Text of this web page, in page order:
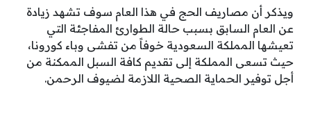
ويذكر أن مصاريف الحج في هذا العام سوف تشهد زيادة
عن العام السابق بسبب حالة الطوارئ المفاجئة التي
تعيشها المملكة السعودية خوفاً من تفشى وباء كورونا،
حيث تسعى المملكة إلى تقديم كافة السبل الممكنة من
أجل توفير الحماية الصحية اللازمة لضيوف الرحمن.